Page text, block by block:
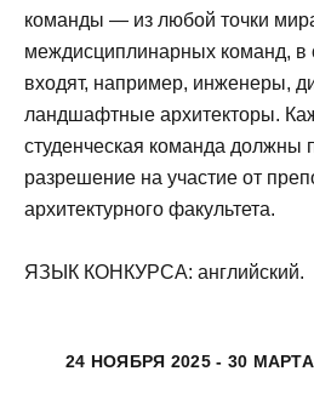
команды — из любой точки
междисциплинарных команд, в
входят, например, инженеры,
ландшафтные архитекторы.
студенческая команда должны
разрешение на участие от
архитектурного факультета.
ЯЗЫК КОНКУРСА: английский.
24 НОЯБРЯ 2025 - 30 МАРТА